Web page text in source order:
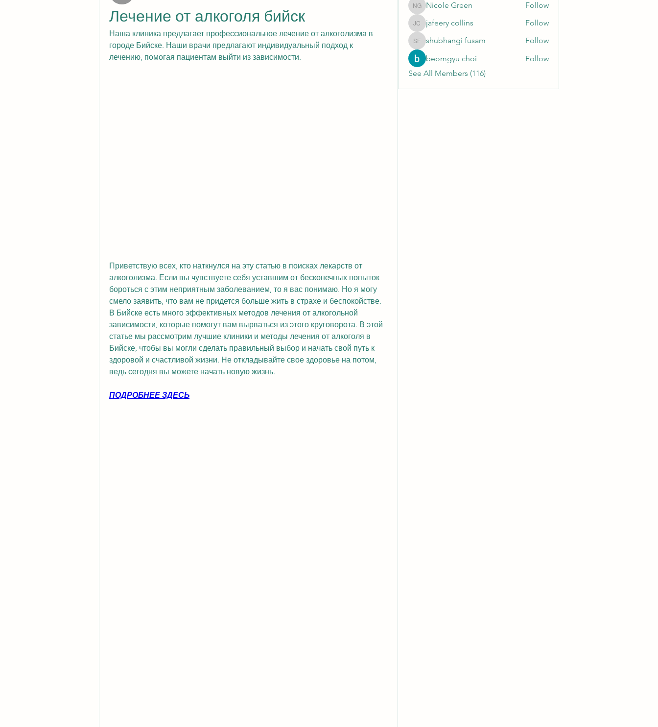
Лечение от алкоголя бийск
Наша клиника предлагает профессиональное лечение от алкоголизма в
городе Бийске. Наши врачи предлагают индивидуальный подход к
лечению, помогая пациентам выйти из зависимости.
Приветствую всех, кто наткнулся на эту статью в поисках лекарств от
алкоголизма. Если вы чувствуете себя уставшим от бесконечных попыток
бороться с этим неприятным заболеванием, то я вас понимаю. Но я могу
смело заявить, что вам не придется больше жить в страхе и беспокойстве.
В Бийске есть много эффективных методов лечения от алкогольной
зависимости, которые помогут вам вырваться из этого круговорота. В этой
статье мы рассмотрим лучшие клиники и методы лечения от алкоголя в
Бийске, чтобы вы могли сделать правильный выбор и начать свой путь к
здоровой и счастливой жизни. Не откладывайте свое здоровье на потом,
ведь сегодня вы можете начать новую жизнь.
ПОДРОБНЕЕ ЗДЕСЬ
Nicole Green
Nicole Green Follow
jafeery collins
jafeery collins Follow
shubhangi fusam
shubhangi fusam
Follow
beomgyu choi
Follow
See All Members (116)